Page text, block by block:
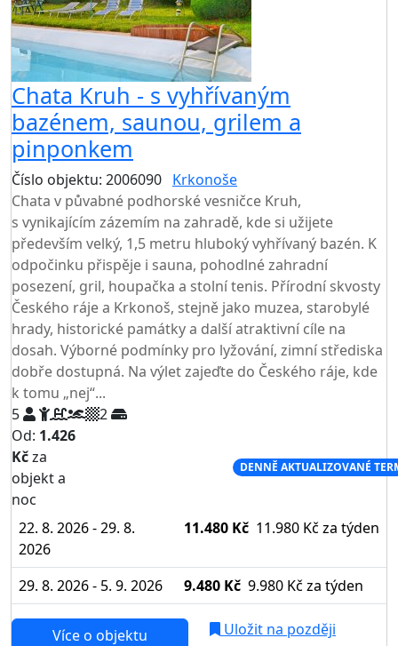
Chata Kruh - s vyhřívaným
bazénem, saunou, grilem a
pinponkem
Číslo objektu: 2006090 Krkonoše
Chata v půvabné podhorské vesničce Kruh,
s vynikajícím zázemím na zahradě, kde si užijete
především velký, 1,5 metru hluboký vyhřívaný bazén. K
odpočinku přispěje i sauna, pohodlné zahradní
posezení, gril, houpačka a stolní tenis. Přírodní skvosty
Českého ráje a Krkonoš, stejně jako muzea, starobylé
hrady, historické památky a další atraktivní cíle na
dosah. Výborné podmínky pro lyžování, zimní střediska
dobře dostupná. Na výlet zajeďte do Českého ráje, kde
k tomu „nej“...
5
2
Od: 1.426
Kčza
objekt a
noc
DENNĚ AKTUALIZOVANÉ
22. 8. 2026 - 29. 8.
2026
11.480 Kč 11.980 Kč za týden
29. 8. 2026 - 5. 9. 2026 9.480 Kč 9.980 Kč za týden
Více o objektu Uložit na později